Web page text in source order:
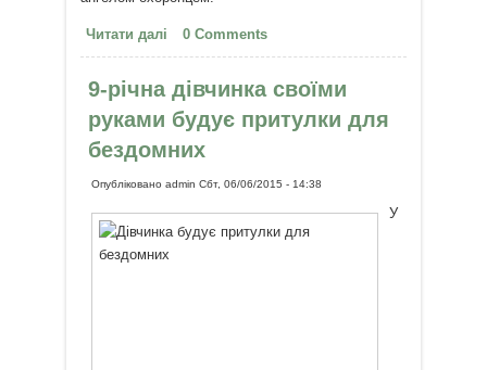
Читати далі про Дон Річі - "ангел-охоронець"
самогубців
0 Comments
9-річна дівчинка своїми
руками будує притулки для
бездомних
Опублікованоadmin Сбт, 06/06/2015 - 14:38
У